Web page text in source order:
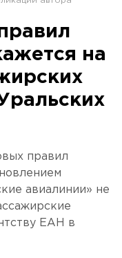
на
правил
авиалинии» не
ЕАН в